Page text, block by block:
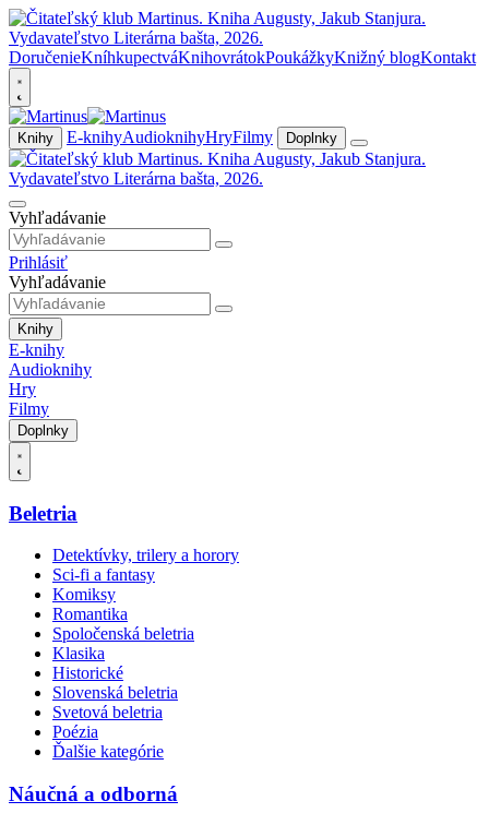
DoručenieKníhkupectváKnihovrátokPoukážkyKnižný blogKontakt
Knihy E-knihyAudioknihyHryFilmy Doplnky
Vyhľadávanie
Prihlásiť
Vyhľadávanie
Knihy
E-knihy
Audioknihy
Hry
Filmy
Doplnky
Beletria
Detektívky, trilery a horory
Sci-fi a fantasy
Komiksy
Romantika
Spoločenská beletria
Klasika
Historické
Slovenská beletria
Svetová beletria
Poézia
Ďalšie kategórie
Náučná a odborná